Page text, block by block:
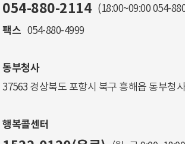
054-880-2114 (18:00~09:00 054-
팩스 054-880-4999
동부청사
37563 경상북도 포항시 북구 흥해읍 동부청
행복콜센터